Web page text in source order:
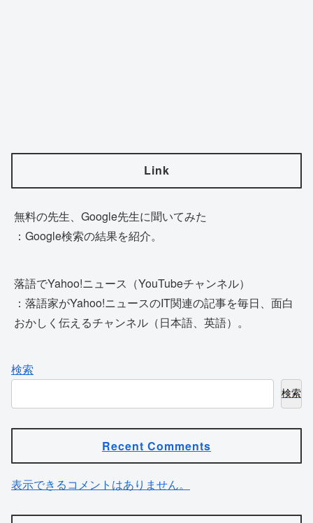
Link
無料の先生、Google先生に聞いてみた
：Google検索の結果を紹介。
落語でYahoo!ニュース（YouTubeチャンネル）
：落語家がYahoo!ニュースのIT関連の記事を毎日、面白
おかしく伝えるチャンネル（日本語、英語）。
検索
検索
Recent Comments
表示できるコメントはありません。